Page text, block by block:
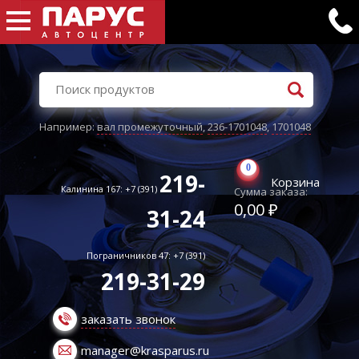
Например:вал промежуточный,236-1701048,1701048
Калинина 167: +7 (391) 219-
31-24
Пограничников 47: +7 (391)
219-31-29
заказать звонок
manager@krasparus.ru
0
Корзина
Сумма заказа:
0,00 ₽